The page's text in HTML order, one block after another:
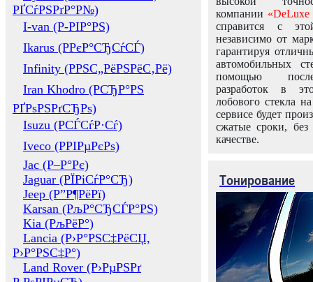
РҐСѓРЅРґР°Р№)
I-van (Р-РІР°РЅ)
Ikarus (РРєР°СЂСѓСЃ)
Infinity (РРЅС„РёРЅРёС‚Рё)
Iran Khodro (РСЂР°РЅ
РҐРѕРЅРґСЂРѕ)
Isuzu (РСЃСѓР·Сѓ)
Iveco (РРІРµРєРѕ)
Jac (Р–Р°Рє)
Jaguar (РЇРіСѓР°СЂ)
Jeep (Р”Р¶РёРї)
Karsan (РљР°СЂСЃР°РЅ)
Kia (РљРёР°)
Lancia (Р›Р°РЅС‡РёСЏ,
Р›Р°РЅС‡Р°)
Land Rover (Р›РµРЅРґ
компании «DeLuxe
справится с
независимо от
гарантируя
автомобильных
помощью
разработок в
лобового стекла
сервисе будет
сжатые сроки,
качестве.
Тонирование